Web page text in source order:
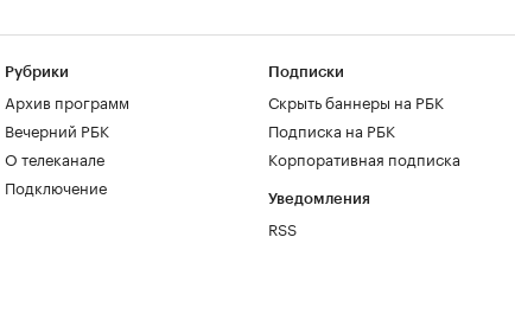
Рубрики
Архив программ
Вечерний РБК
О телеканале
Подключение
Подписки
Скрыть баннеры на РБК
Подписка на РБК
Корпоративная подписка
Уведомления
RSS